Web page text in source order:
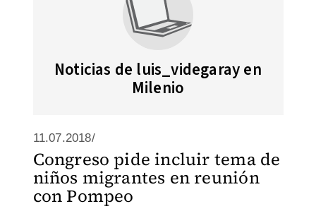
Noticias de luis_videgaray en
Milenio
11.07.2018/
Congreso pide incluir tema de
niños migrantes en reunión
con Pompeo